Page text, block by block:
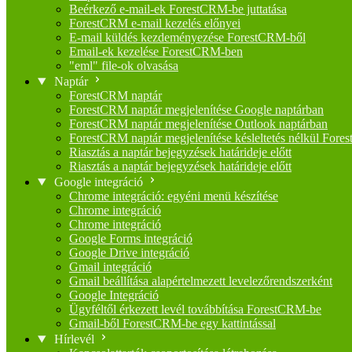
Beérkező e-mail-ek ForestCRM-be juttatása
ForestCRM e-mail kezelés előnyei
E-mail küldés kezdeményezése ForestCRM-ből
Email-ek kezelése ForestCRM-ben
"eml" file-ok olvasása
Naptár
ForestCRM naptár
ForestCRM naptár megjelenítése Google naptárban
ForestCRM naptár megjelenítése Outlook naptárban
ForestCRM naptár megjelenítése késleltetés nélkül
Riasztás a naptár bejegyzések határideje előtt
Riasztás a naptár bejegyzések határideje előtt
Google integráció
Chrome integráció: egyéni menü készítése
Chrome integráció
Chrome integráció
Google Forms integráció
Google Drive integráció
Gmail integráció
Gmail beállítása alapértelmezett levelezőrendszerként
Google Integráció
Ügyféltől érkezett levél továbbítása ForestCRM-be
Gmail-ből ForestCRM-be egy kattintással
Hírlevél